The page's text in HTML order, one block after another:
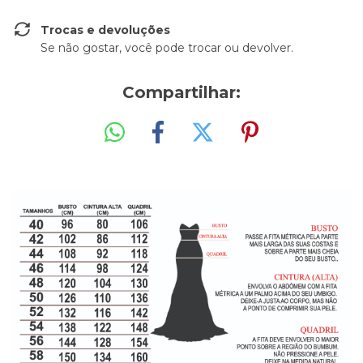
Trocas e devoluções
Se não gostar, você pode trocar ou devolver.
Compartilhar: